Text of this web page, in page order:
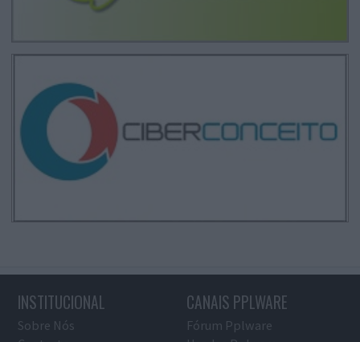
INSTITUCIONAL
Sobre Nós
CANAIS PPLWARE
Fórum Pplware